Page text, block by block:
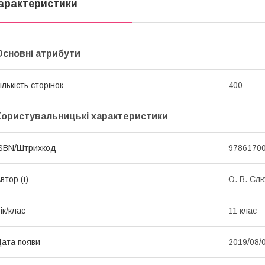
атрибути
сторінок 400
характеристики
Штрихкод
(і) О. В.
клас 11 клас
появи 2019/08/